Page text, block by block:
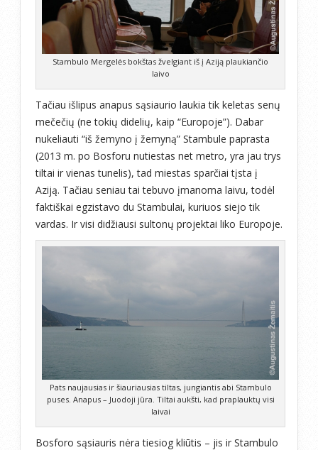
Stambulo Mergelės bokštas žvelgiant iš į Aziją plaukiančio
laivo
Tačiau išlipus anapus sąsiaurio laukia tik keletas senų
mečečių (ne tokių didelių, kaip “Europoje”). Dabar
nukeliauti “iš žemyno į žemyną” Stambule paprasta
(2013 m. po Bosforu nutiestas net metro, yra jau trys
tiltai ir vienas tunelis), tad miestas sparčiai tįsta į
Aziją. Tačiau seniau tai tebuvo įmanoma laivu, todėl
faktiškai egzistavo du Stambulai, kuriuos siejo tik
vardas. Ir visi didžiausi sultonų projektai liko Europoje.
Pats naujausias ir šiauriausias tiltas, jungiantis abi Stambulo
puses. Anapus – Juodoji jūra. Tiltai aukšti, kad praplauktų visi
laivai
Bosforo sąsiauris nėra tiesiog kliūtis – jis ir Stambulo